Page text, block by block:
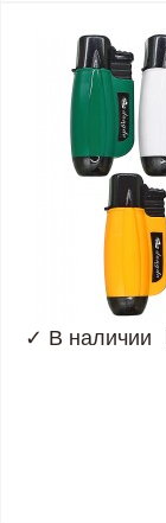
✓ В наличии